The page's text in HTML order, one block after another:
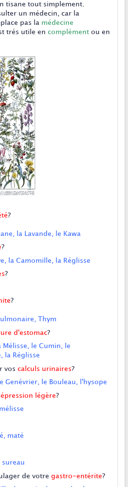
tisane tout simplement.
un médecin, car la
pas la médecine
trés utile en complémentou en
?
la Lavande, le Kawa
?
la Camomille, la Réglisse
?
?
Thym
d'estomac?
Mélisse, le Cumin, le
la Réglisse
vos calculs urinaires?
Genévrier, le Bouleau, l'hysope
légère?
maté
sureau
de votre gastro-entérite?